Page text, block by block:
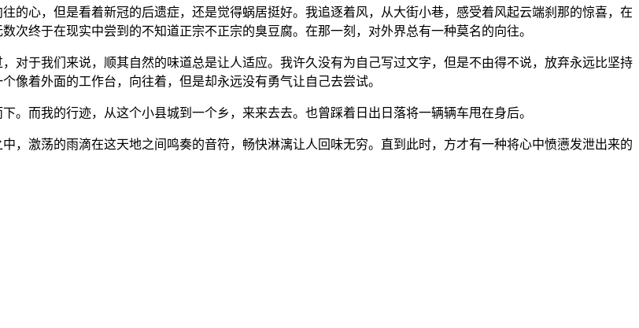
的心，但是看着新冠的后遗症，还是觉得蜗居挺好。我追逐着风，从大街小巷，感受着风起云端刹那的惊喜，在
次终于在现实中尝到的不知道正宗不正宗的臭豆腐。在那一刻，对外界总有一种莫名的向往。
对于我们来说，顺其自然的味道总是让人适应。我许久没有为自己写过文字，但是不由得不说，放弃永远比坚持
像着外面的工作台，向往着，但是却永远没有勇气让自己去尝试。
。而我的行迹，从这个小县城到一个乡，来来去去。也曾踩着日出日落将一辆辆车甩在身后。
，激荡的雨滴在这天地之间鸣奏的音符，畅快淋漓让人回味无穷。直到此时，方才有一种将心中愤懑发泄出来的